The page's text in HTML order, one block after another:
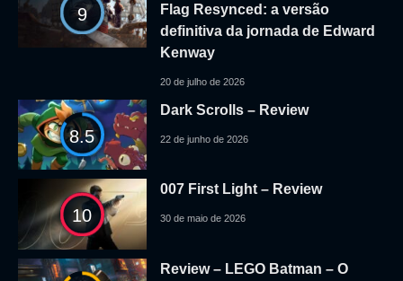
9
Flag Resynced: a versão
definitiva da jornada de Edward
Kenway
20 de julho de 2026
8.5
Dark Scrolls – Review
22 de junho de 2026
10
007 First Light – Review
30 de maio de 2026
Review – LEGO Batman – O